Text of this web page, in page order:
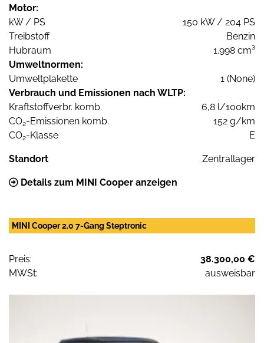
Motor:
kW / PS
150 kW / 204 PS
Treibstoff
Benzin
Hubraum
1.998 cm³
Umweltnormen:
Umweltplakette
1 (None)
Verbrauch und Emissionen nach WLTP:
Kraftstoffverbr. komb.
6,8 l/100km
CO2-Emissionen komb.
152 g/km
CO2-Klasse E
Standort Zentrallager
Details zum MINI Cooper anzeigen
MINI Cooper 2.0 7-Gang Steptronic
Preis:
38.300,00 €
MWSt:
ausweisbar